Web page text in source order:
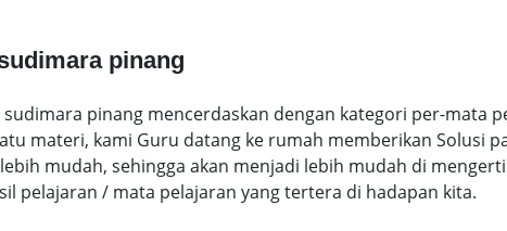
pinang
sudimara pinang mencerdaskan dengan kategori per-mata
materi, kami Guru datang ke rumah memberikan Solusi
mudah, sehingga akan menjadi lebih mudah di
pelajaran / mata pelajaran yang tertera di hadapan kita.